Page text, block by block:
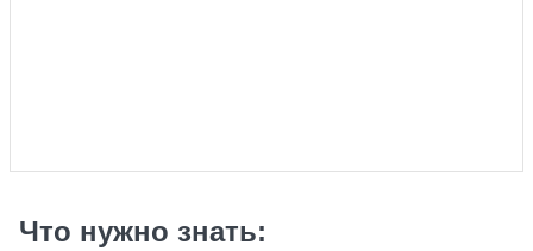
Что нужно знать: